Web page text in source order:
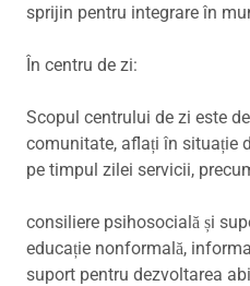
sprijin pentru integrare în
În centru de zi:
Scopul centrului de zi este
comunitate, aflați în situație
pe timpul zilei servicii,
consiliere psihosocială și
educație nonformală,
suport pentru dezvoltarea